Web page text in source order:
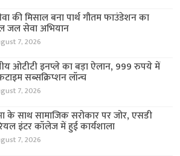
की मिसाल बना पार्थ गौतम फाउंडेशन का
जल सेवा अभियान
7, 2026
ओटीटी इनप्ले का बड़ा ऐलान, 999 रुपये में
सब्सक्रिप्शन लॉन्च
7, 2026
के साथ सामाजिक सरोकार पर जोर, एसडी
इंटर कॉलेज में हुई कार्यशाला
7, 2026